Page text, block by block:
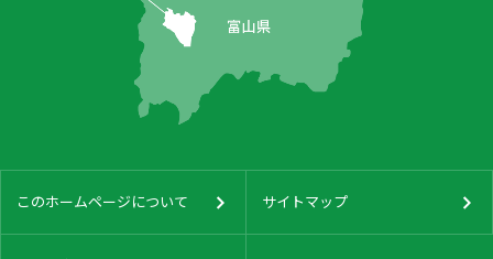
このホームページについて サイトマップ